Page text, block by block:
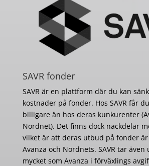
SAVR fonder
SAVR är en plattform där du kan
kostnader på fonder. Hos SAVR får
billigare än hos deras kunkurenter
Nordnet). Det finns dock nackdelar
vilket är att deras utbud på fonder
Avanza och Nordnets. SAVR tar
mycket som Avanza i förväxlings